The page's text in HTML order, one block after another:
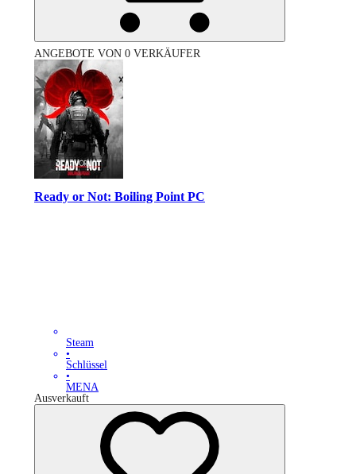
ANGEBOTE VON 0 VERKÄUFER
Ready or Not: Boiling Point PC
Steam
•
Schlüssel
•
MENA
Ausverkauft